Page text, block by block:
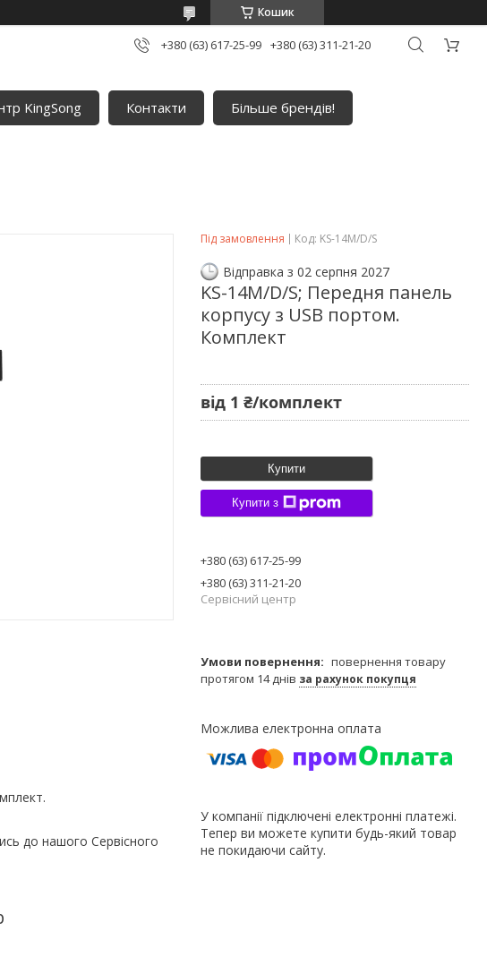
Кошик
+380 (63) 617-25-99 +380 (63) 311-21-20
KingSong Контакти
Більше брендів!
до нашого Сервісного
Під замовлення Код: KS-14M/D/S
Відправка з 02 серпня 2027
KS-14M/D/S; Передня панель
корпусу з USB портом.
Комплект
від 1 ₴/комплект
Купити
Купити з
+380 (63) 617-25-99
+380 (63) 311-21-20
Сервісний центр
повернення товару
протягом 14 днів за рахунок покупця
У компанії підключені електронні платежі.
Тепер ви можете купити будь-який товар
не покидаючи сайту.